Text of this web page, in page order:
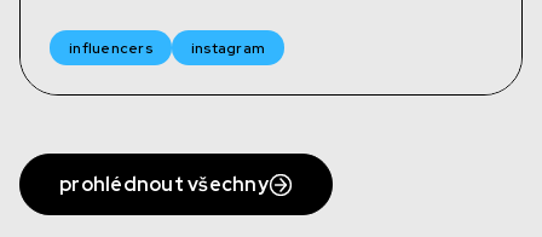
influencers instagram
prohlédnout všechny